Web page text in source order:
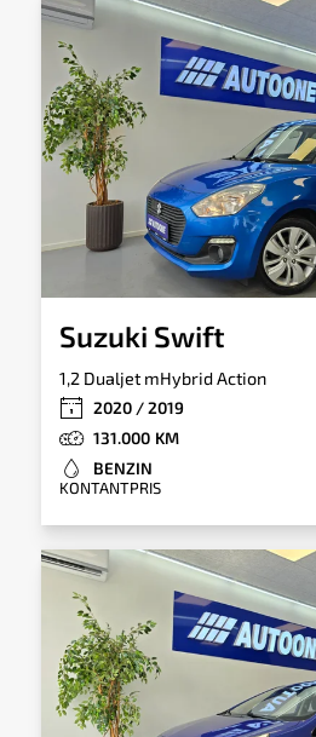
Totalvægt
1.450kg
Tilkoblingsvægt
med bremser
Suzuki Swift
1,2 Dualjet mHybrid Action
KONTANTPRIS
2020 / 2019
131.000
BENZIN